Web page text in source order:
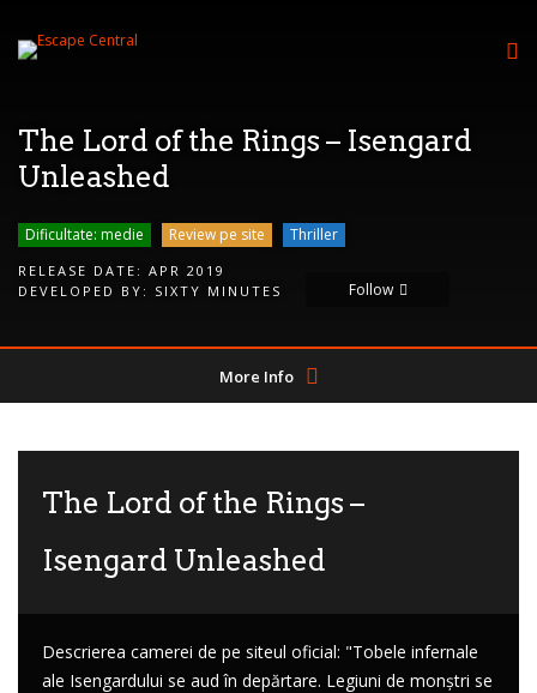
The Lord of the Rings – Isengard
Unleashed
Dificultate: medie Review pe site Thriller
RELEASE DATE: APR 2019
DEVELOPED BY: SIXTY MINUTES Follow
More Info
The Lord of the Rings –
Isengard Unleashed
Descrierea camerei de pe siteul oficial: "Tobele infernale
ale Isengardului se aud în depărtare. Legiuni de monștri se